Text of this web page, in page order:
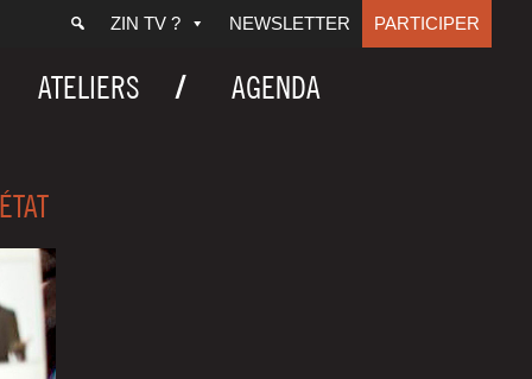
ZIN TV ? NEWSLETTER PARTICIPER
ATELIERS AGENDA